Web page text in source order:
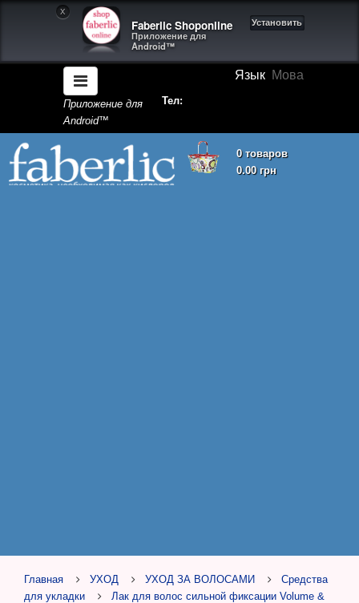
X
Faberlic Shoponline
Приложение для
Android™
Установить
Язык Мова
Приложение для
Android™
Тел:
0 товаров
0.00 грн
Корзина покупок пуста!
Главная УХОД УХОД ЗА ВОЛОСАМИ
Средства
для укладки
Лак для волос сильной фиксации Volume &